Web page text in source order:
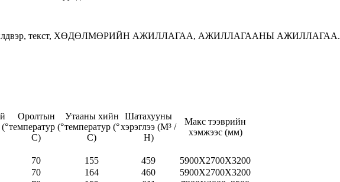
үйлдвэр, текст, ХӨДӨЛМӨРИЙН АЖИЛЛАГАА, АЖИЛЛАГААНЫ АЖИЛЛАГАА.
Оролтын
температур (°
C)
Утааны хийн
температур (°
C)
Шатахууны
хэрэглээ (M³ /
H)
Макс тээврийн
хэмжээс (мм)
70 155 459
5900X2700X3200
70
164 460
5900X2700X3200